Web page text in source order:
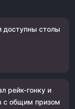
доступны столы
рейк-гонку и
с общим призом